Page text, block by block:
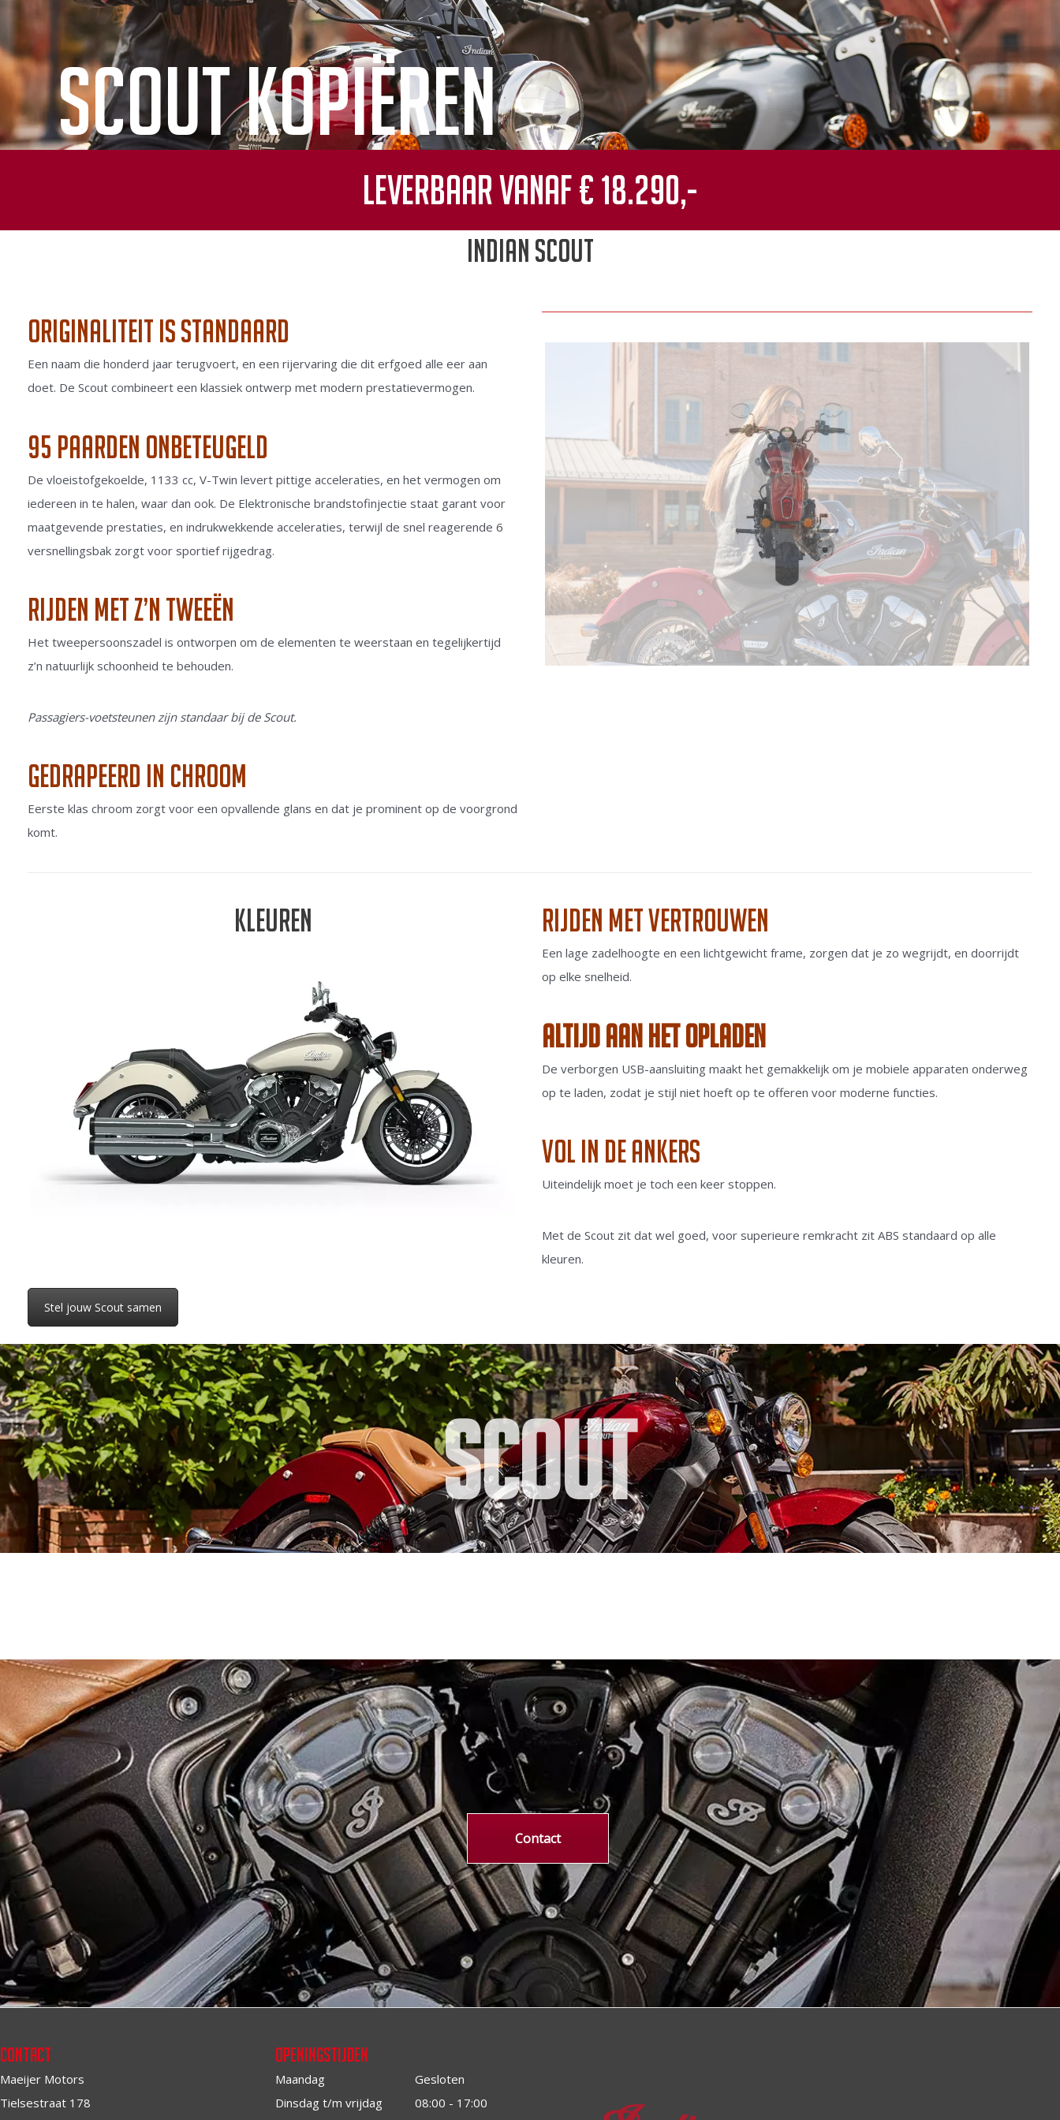
Scout Kopiëren
Leverbaar vanaf € 18.290,-
Indian Scout
Originaliteit is standaard
Een naam die honderd jaar terugvoert, en een rijervaring die dit erfgoed alle eer aan
doet. De Scout combineert een klassiek ontwerp met modern prestatievermogen.
95 paarden onbeteugeld
De vloeistofgekoelde, 1133 cc, V-Twin levert pittige acceleraties, en het vermogen om
iedereen in te halen, waar dan ook. De Elektronische brandstofinjectie staat garant voor
maatgevende prestaties, en indrukwekkende acceleraties, terwijl de snel reagerende 6
versnellingsbak zorgt voor sportief rijgedrag.
Rijden met z’n tweeën
Het tweepersoonszadel is ontworpen om de elementen te weerstaan en tegelijkertijd
z’n natuurlijk schoonheid te behouden.
Passagiers-voetsteunen zijn standaar bij de Scout.
Gedrapeerd in chroom
Eerste klas chroom zorgt voor een opvallende glans en dat je prominent op de voorgrond
komt.
Kleuren
Stel jouw Scout samen
Rijden met vertrouwen
Een lage zadelhoogte en een lichtgewicht frame, zorgen dat je zo wegrijdt, en doorrijdt
op elke snelheid.
Altijd aan het opladen
De verborgen USB-aansluiting maakt het gemakkelijk om je mobiele apparaten onderweg
op te laden, zodat je stijl niet hoeft op te offeren voor moderne functies.
Vol in de ankers
Uiteindelijk moet je toch een keer stoppen.
Met de Scout zit dat wel goed, voor superieure remkracht zit ABS standaard op alle
kleuren.
Scout
Contact
Contact
Maeijer Motors
Tielsestraat 178
Openingstijden
Maandag
Gesloten
Dinsdag t/m vrijdag
08:00 - 17:00